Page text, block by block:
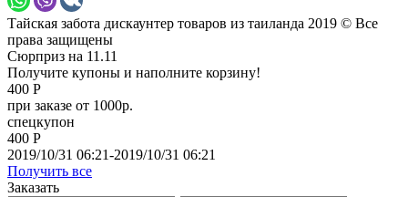
Тайская забота дискаунтер товаров из таиланда 2019 © Все
права защищены
Сюрприз на 11.11
Получите купоны и наполните корзину!
400 Р
при заказе от 1000р.
спецкупон
400 Р
2019/10/31 06:21-2019/10/31 06:21
Получить все
Заказать